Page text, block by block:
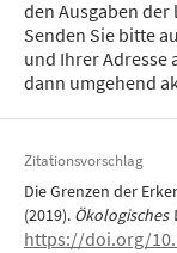
den Ausgaben
Senden Sie bitte
und Ihrer Adresse
dann umgehend
Zitationsvorschlag
Die Grenzen der
(2019). Ökologisches
https://doi.org/